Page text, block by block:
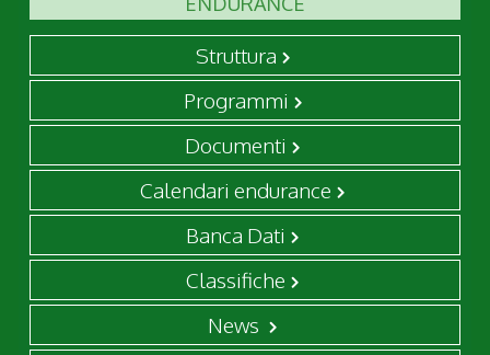
Struttura
Programmi
Documenti
Calendari endurance
Banca Dati
Classifiche
News